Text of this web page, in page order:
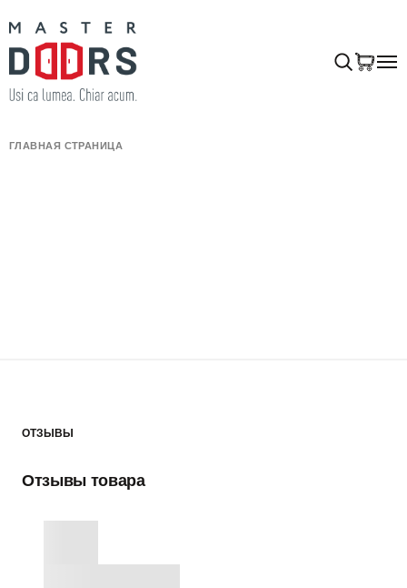
ГЛАВНАЯ СТРАНИЦА
ОТЗЫВЫ
Отзывы товара